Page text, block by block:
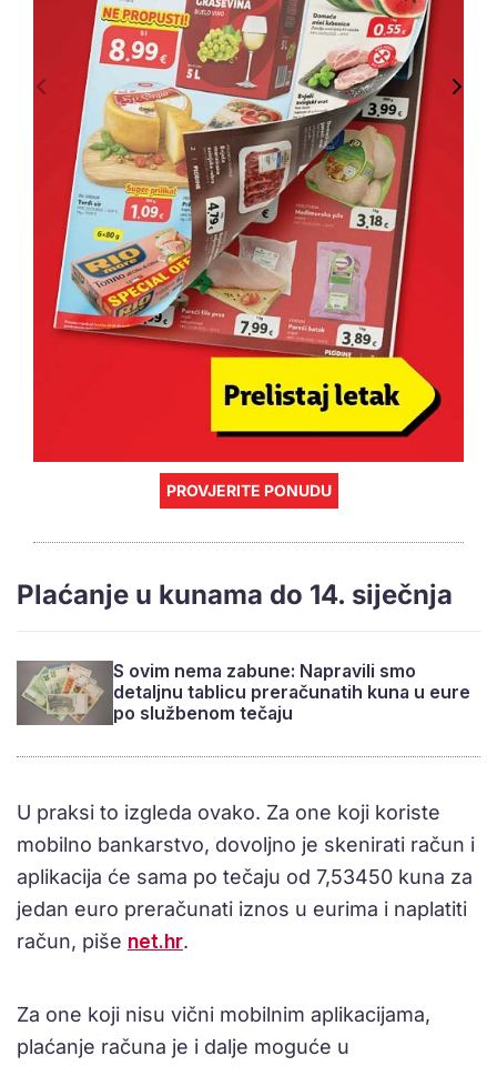
PROVJERITE PONUDU
Plaćanje u kunama do 14. siječnja
S ovim nema zabune: Napravili smo
detaljnu tablicu preračunatih kuna u eure
po službenom tečaju
U praksi to izgleda ovako. Za one koji koriste
mobilno bankarstvo, dovoljno je skenirati račun i
aplikacija će sama po tečaju od 7,53450 kuna za
jedan euro preračunati iznos u eurima i naplatiti
račun, piše net.hr.
Za one koji nisu vični mobilnim aplikacijama,
plaćanje računa je i dalje moguće u